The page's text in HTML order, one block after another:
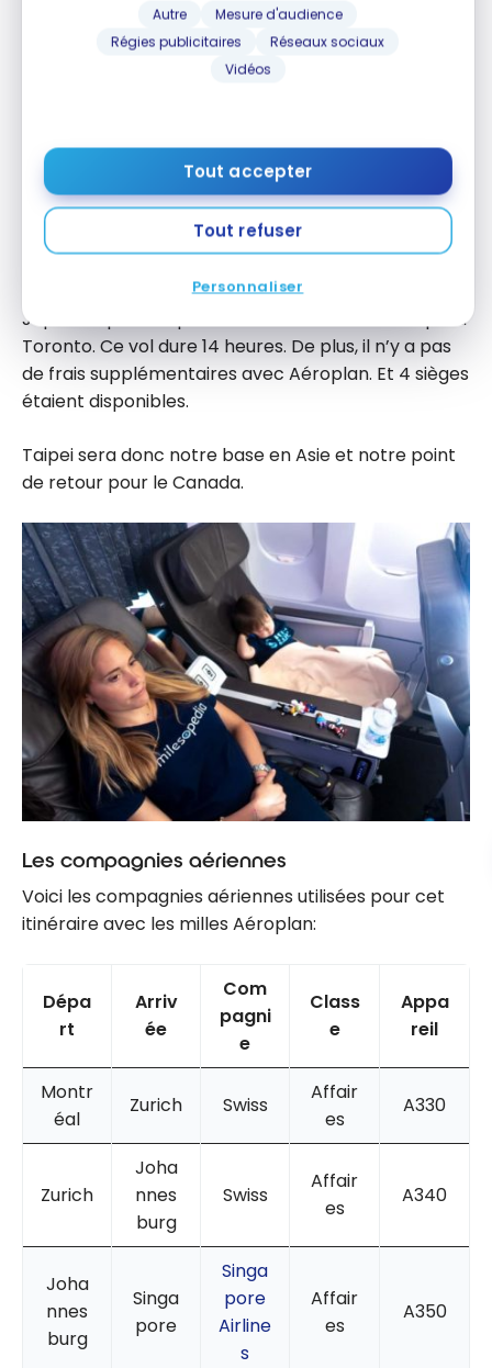
Autre
Mesure d'audience
Régies publicitaires
Réseaux sociaux
Vidéos
Tout accepter
Tout refuser
Personnaliser
Pour plus de détails sur les itinéraires
permis, lisez cet article.
trouver 4 sièges – en classe affaires – quittant le
Japon au printemps. EVA Air offre un vol de Taipei à
Toronto. Ce vol dure 14 heures. De plus, il n’y a pas
de frais supplémentaires avec Aéroplan. Et 4 sièges
étaient disponibles.
Taipei sera donc notre base en Asie et notre point
de retour pour le Canada.
Les compagnies aériennes
Voici les compagnies aériennes utilisées pour cet
itinéraire avec les milles Aéroplan:
Dépa
rt
Arriv
ée
Com
pagni
e
Class
e
Appa
reil
Montr
éal
Zurich Swiss
Affair
es
A330
Zurich
Joha
nnes
burg
Swiss
Affair
es
A340
Joha
nnes
burg
Singa
pore
Singa
pore
Airline
s
Affair
es
A350